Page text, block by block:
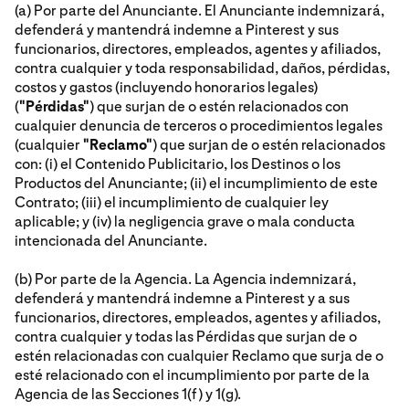
(a) Por parte del Anunciante. El Anunciante indemnizará,
defenderá y mantendrá indemne a Pinterest y sus
funcionarios, directores, empleados, agentes y afiliados,
contra cualquier y toda responsabilidad, daños, pérdidas,
costos y gastos (incluyendo honorarios legales)
("Pérdidas") que surjan de o estén relacionados con
cualquier denuncia de terceros o procedimientos legales
(cualquier"Reclamo") que surjan de o estén relacionados
con: (i) el Contenido Publicitario, los Destinos o los
Productos del Anunciante; (ii) el incumplimiento de este
Contrato; (iii) el incumplimiento de cualquier ley
aplicable; y (iv) la negligencia grave o mala conducta
intencionada del Anunciante.
(b) Por parte de la Agencia. La Agencia indemnizará,
defenderá y mantendrá indemne a Pinterest y a sus
funcionarios, directores, empleados, agentes y afiliados,
contra cualquier y todas las Pérdidas que surjan de o
estén relacionadas con cualquier Reclamo que surja de o
esté relacionado con el incumplimiento por parte de la
Agencia de las Secciones 1(f) y 1(g).